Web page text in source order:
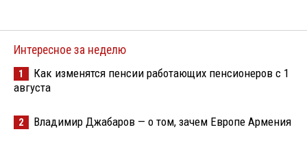
Интересное за неделю
1
Как изменятся пенсии работающих пенсионеров с 1
августа
2 Владимир Джабаров — о том, зачем Европе Армения